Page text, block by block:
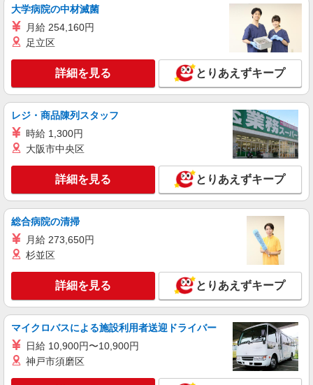
大学病院の中材滅菌
月給 254,160円
足立区
詳細を見る とりあえずキープ
レジ・商品陳列スタッフ
時給 1,300円
大阪市中央区
詳細を見る とりあえずキープ
総合病院の清掃
月給 273,650円
杉並区
詳細を見る とりあえずキープ
マイクロバスによる施設利用者送迎ドライバー
日給 10,900円〜10,900円
神戸市須磨区